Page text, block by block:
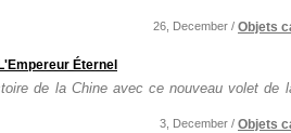
26, December / Objets
Éternel
de la Chine avec ce nouveau volet de
3, December / Objets